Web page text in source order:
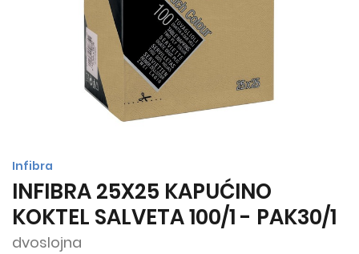
Infibra
INFIBRA 25X25 KAPUĆINO
KOKTEL SALVETA 100/1 - PAK30/1
dvoslojna